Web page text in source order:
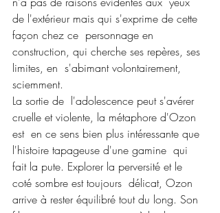
de l'extérieur mais qui s'exprime de cette
façon chez ce  personnage en
construction, qui cherche ses repères, ses
limites, en  s'abimant volontairement,
sciemment.
La sortie de  l'adolescence peut s'avérer
cruelle et violente, la métaphore d'Ozon
est  en ce sens bien plus intéressante que
l'histoire tapageuse d'une gamine  qui
fait la pute. Explorer la perversité et le
coté sombre est toujours  délicat, Ozon
arrive à rester équilibré tout du long. Son